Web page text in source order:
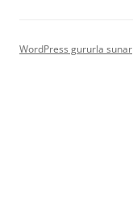
WordPress gururla sunar